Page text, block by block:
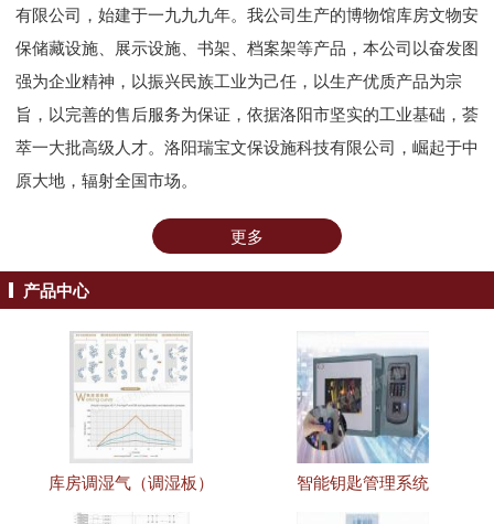
有限公司，始建于一九九九年。我公司生产的博物馆库房文物安
保储藏设施、展示设施、书架、档案架等产品，本公司以奋发图
强为企业精神，以振兴民族工业为己任，以生产优质产品为宗
旨，以完善的售后服务为保证，依据洛阳市坚实的工业基础，荟
萃一大批高级人才。洛阳瑞宝文保设施科技有限公司，崛起于中
原大地，辐射全国市场。
更多
产品中心
库房调湿气（调湿板） 智能钥匙管理系统